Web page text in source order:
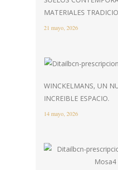
MATERIALES
21 mayo, 2026
WINCKELMANS, UN
INCREIBLE ESPACIO.
14 mayo, 2026